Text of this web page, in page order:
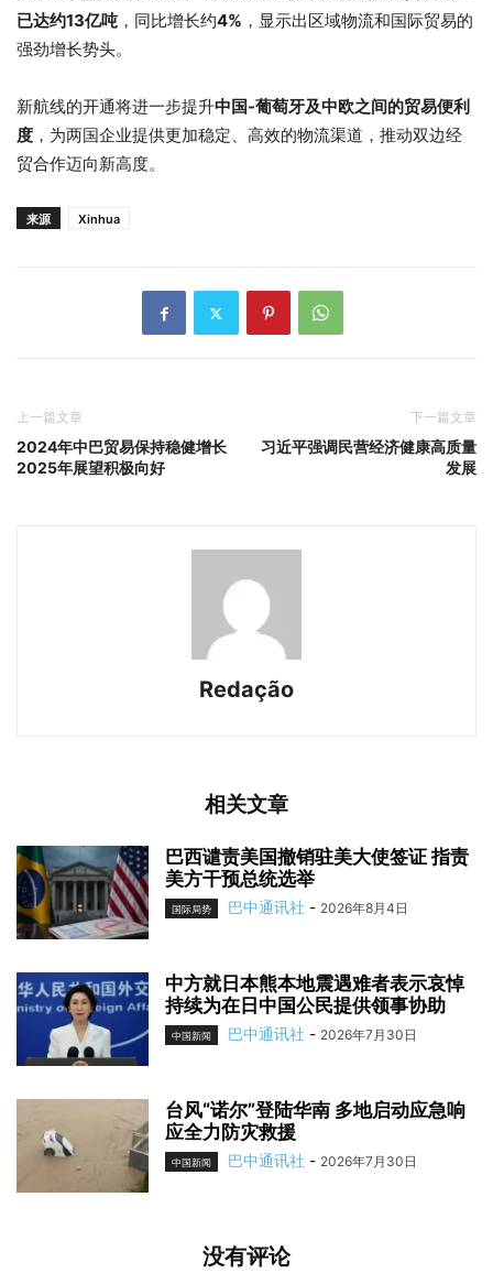
已达约13亿吨 ，同比增长约4% ，显示出区域物流和国际贸易的
强劲增长势头。
新航线的开通将进一步提升中国-葡萄牙及中欧之间的贸易便利
度 ，为两国企业提供更加稳定、高效的物流渠道，推动双边经
贸合作迈向新高度。
来源 Xinhua
上一篇文章
2024年中巴贸易保持稳健增长
2025年展望积极向好
下一篇文章
习近平强调民营经济健康高质量
发展
Redação
相关文章
巴西谴责美国撤销驻美大使签证 指责
美方干预总统选举
国际局势 巴中通讯社 - 2026年8月4日
中方就日本熊本地震遇难者表示哀悼
持续为在日中国公民提供领事协助
中国新闻 巴中通讯社 - 2026年7月30日
台风“诺尔”登陆华南 多地启动应急响
应全力防灾救援
中国新闻 巴中通讯社 - 2026年7月30日
没有评论